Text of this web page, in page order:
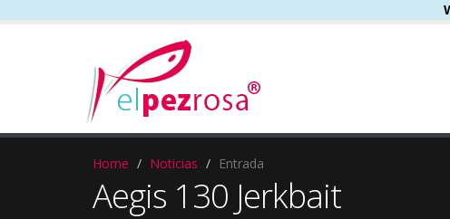
Home Noticias Entrada
Aegis 130 Jerkbait